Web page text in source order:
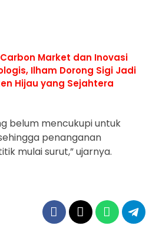
Market dan Inovasi
Ilham Dorong Sigi Jadi
Hijau yang Sejahtera
belum mencukupi untuk
penanganan
mulai surut,” ujarnya.